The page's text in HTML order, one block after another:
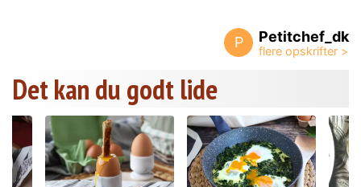
P Petitchef_dk
Det kan du godt lide